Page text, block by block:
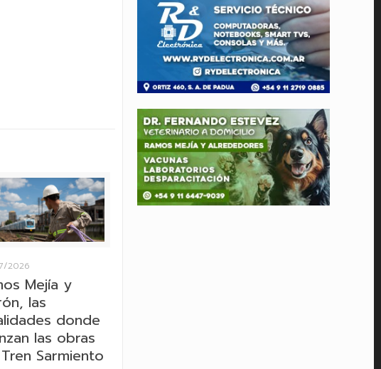
2026
Mejía y
las
donde
las obras
Sarmiento